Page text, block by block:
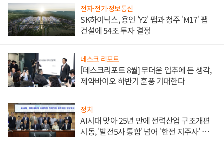
전자·전기·정보통신
SK하이닉스, 용인 'Y2' 팹과 청주 'M17' 팹
건설에 54조 투자 결정
데스크 리포트
[데스크리포트 8월] 무더운 입추에 든 생각,
제약바이오 하반기 훈풍 기대한다
정치
AI시대 맞아 25년 만에 전력산업 구조개편
시동, '발전5사 통합' 넘어 '한전 지주사' 재편